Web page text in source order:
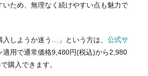
いため、無理なく続けやすい点も魅力で
入しようか迷う…」という方は、 公式サ
適用で通常価格9,480円(税込)から2,980
購入できます。